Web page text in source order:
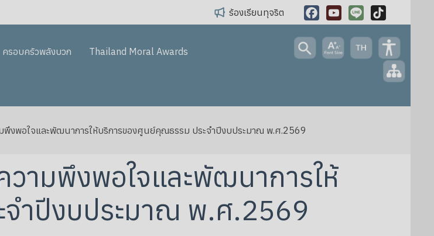
ร้องเรียนทุจริต
FacebookYouTube
Line TikTok
ครอบครัวพลังบวก Thailand Moral Awards
มพึงพอใจและพัฒนาการให้บริการของศูนย์คุณธรรม ประจำปีงบประมาณ พ.ศ.2569
วามพึงพอใจและพัฒนาการให้
ำปีงบประมาณ พ.ศ.2569